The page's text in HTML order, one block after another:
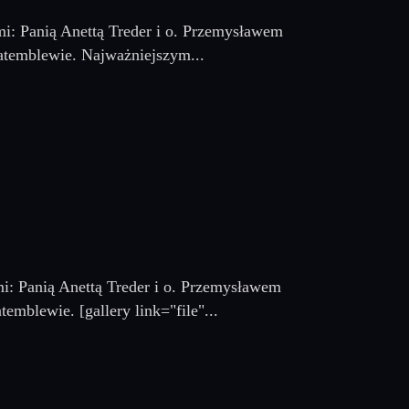
Panią Anettą Treder i o. Przemysławem
Najważniejszym...
Panią Anettą Treder i o. Przemysławem
[gallery link="file"...